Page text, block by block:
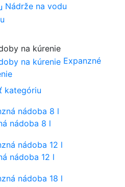
Nádrže na vodu
Expanzné
kategóriu
nádoba 8 l
nádoba 12 l